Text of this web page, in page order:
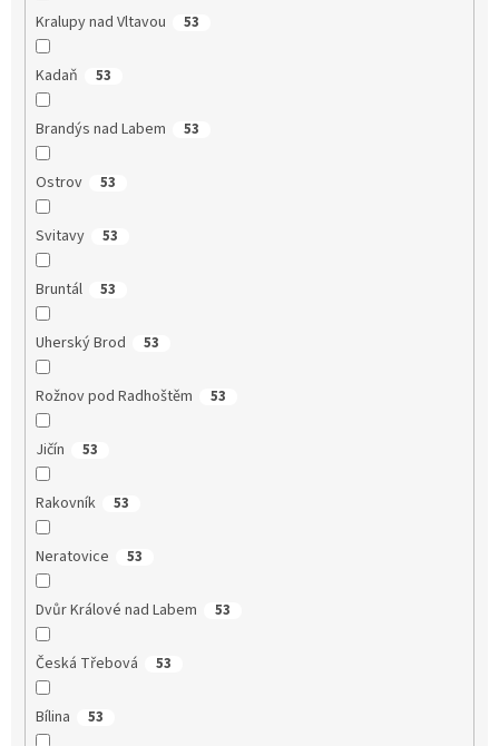
Kralupy nad Vltavou 53
Kadaň 53
Brandýs nad Labem 53
Ostrov 53
Svitavy 53
Bruntál 53
Uherský Brod 53
Rožnov pod Radhoštěm 53
Jičín 53
Rakovník 53
Neratovice 53
Dvůr Králové nad Labem 53
Česká Třebová 53
Bílina 53